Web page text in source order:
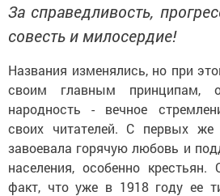
За справедливость,
совесть и милосердие!
Названия изменялись, но при
своим главным принципам,
народность - вечное
своих читателей. С первых же
завоевала горячую любовь и
населения, особенно
факт, что уже в 1918 году ее